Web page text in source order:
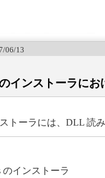
06/13
インストーラに
トーラには、DLL 読
のインストーラ